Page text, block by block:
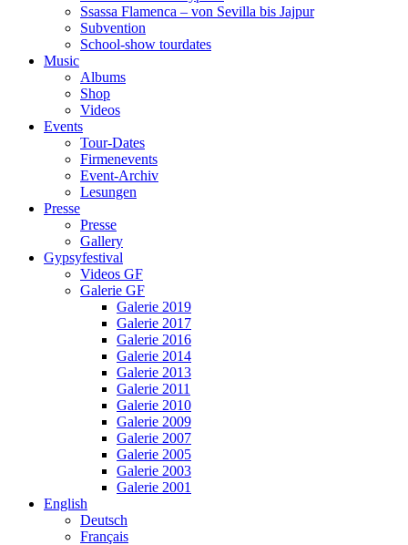
Ssassa Flamenca – von Sevilla bis Jajpur
Subvention
School-show tourdates
Music
Albums
Shop
Videos
Events
Tour-Dates
Firmenevents
Event-Archiv
Lesungen
Presse
Presse
Gallery
Gypsyfestival
Videos GF
Galerie GF
Galerie 2019
Galerie 2017
Galerie 2016
Galerie 2014
Galerie 2013
Galerie 2011
Galerie 2010
Galerie 2009
Galerie 2007
Galerie 2005
Galerie 2003
Galerie 2001
English
Deutsch
Français